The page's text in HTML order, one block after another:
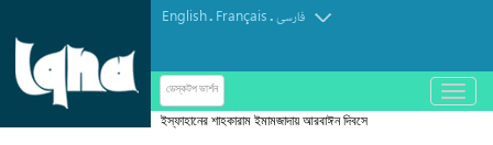
English. Français.فارسی
ডেস্কটপ ভার্শন
باز
و
ইস্ফাহানের শাহকারাম ইমামজাদায় আরবাঈন দিবসে